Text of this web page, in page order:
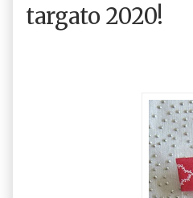
targato 2020!